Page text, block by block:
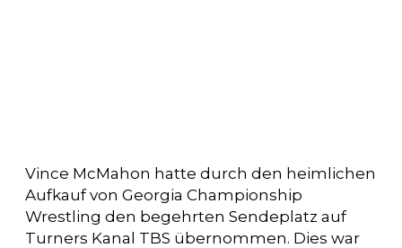
Vince McMahon hatte durch den heimlichen
Aufkauf von Georgia Championship
Wrestling den begehrten Sendeplatz auf
Turners Kanal TBS übernommen. Dies war